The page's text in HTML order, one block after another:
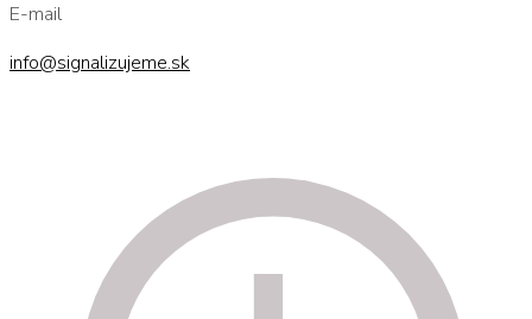
E-mail
info@signalizujeme.sk